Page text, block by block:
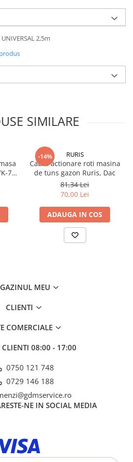
2,5m
SIMILARE
76,
-14% RURIS
Cablu actionare roti masina
de tuns gazon Ruris, Dac
81,34 Lei
70,00 Lei
ADAUGA IN COS
MEU
CLIENTI
COMERCIALE
CLIENTI 08:00 - 17:00
0750 121 748
0729 146 188
NE IN SOCIAL MEDIA